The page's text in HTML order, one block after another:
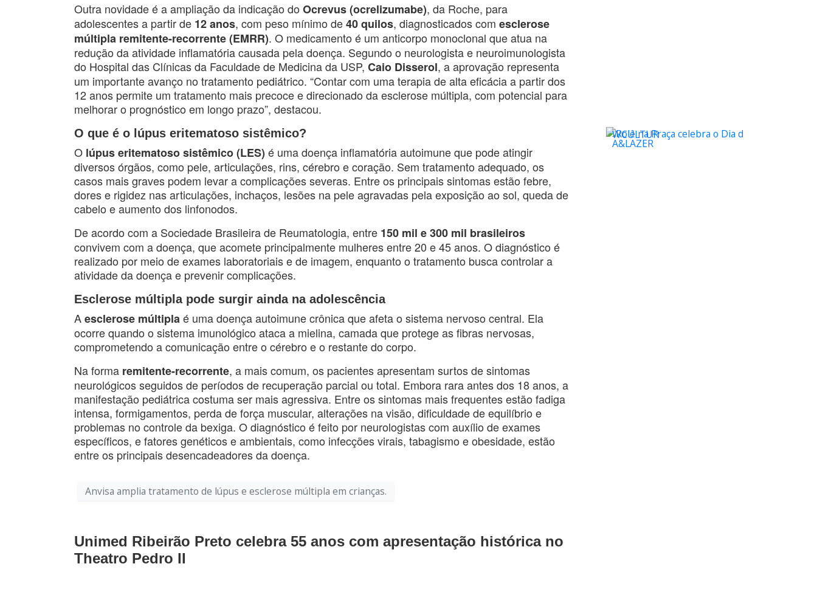
Outra novidade é a ampliação da indicação do Ocrevus (ocrelizumabe), da Roche, para
adolescentes a partir de 12 anos, com peso mínimo de40 quilos, diagnosticados com esclerose
múltipla remitente-recorrente (EMRR). O medicamento é um anticorpo monoclonal que atua na
redução da atividade inflamatória causada pela doença. Segundo o neurologista e neuroimunologista
do Hospital das Clínicas da Faculdade de Medicina da USP, Caio Disserol, a aprovação representa
um importante avanço no tratamento pediátrico. “Contar com uma terapia de alta eficácia a partir dos
12 anos permite um tratamento mais precoce e direcionado da esclerose múltipla, com potencial para
melhorar o prognóstico em longo prazo”, destacou.
O que é o lúpus eritematoso sistêmico?
O lúpus eritematoso sistêmico (LES) é uma doença inflamatória autoimune que pode atingir
diversos órgãos, como pele, articulações, rins, cérebro e coração. Sem tratamento adequado, os
casos mais graves podem levar a complicações severas. Entre os principais sintomas estão febre,
dores e rigidez nas articulações, inchaços, lesões na pele agravadas pela exposição ao sol, queda de
cabelo e aumento dos linfonodos.
De acordo com a Sociedade Brasileira de Reumatologia, entre 150 mil e 300 mil brasileiros
convivem com a doença, que acomete principalmente mulheres entre 20 e 45 anos. O diagnóstico é
realizado por meio de exames laboratoriais e de imagem, enquanto o tratamento busca controlar a
atividade da doença e prevenir complicações.
Esclerose múltipla pode surgir ainda na adolescência
Aesclerose múltiplaé uma doença autoimune crônica que afeta o sistema nervoso central. Ela
ocorre quando o sistema imunológico ataca a mielina, camada que protege as fibras nervosas,
comprometendo a comunicação entre o cérebro e o restante do corpo.
Na forma remitente-recorrente, a mais comum, os pacientes apresentam surtos de sintomas
neurológicos seguidos de períodos de recuperação parcial ou total. Embora rara antes dos 18 anos, a
manifestação pediátrica costuma ser mais agressiva. Entre os sintomas mais frequentes estão fadiga
intensa, formigamentos, perda de força muscular, alterações na visão, dificuldade de equilíbrio e
problemas no controle da bexiga. O diagnóstico é feito por neurologistas com auxílio de exames
específicos, e fatores genéticos e ambientais, como infecções virais, tabagismo e obesidade, estão
entre os principais desencadeadores da doença.
Anvisa amplia tratamento de lúpus e esclerose múltipla em crianças.
Unimed Ribeirão Preto celebra 55 anos com apresentação histórica no
Theatro Pedro II
WCULTUR
A&LAZER